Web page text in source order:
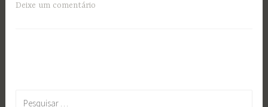
Deixe um comentário